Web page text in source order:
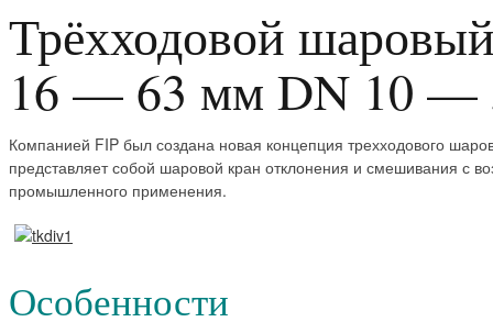
Трёхходовой
16 — 63 мм DN 10
Компанией FIP был создана новая концепция трехходового
представляет собой шаровой кран отклонения и смешивания с
промышленного применения.
Особенности